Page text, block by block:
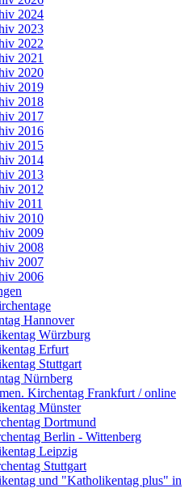
2024
2023
2022
2021
2020
2019
2018
2017
2016
2015
2014
2013
2012
2011
2010
2009
2008
2007
2006
Hannover
Würzburg
Erfurt
Stuttgart
Nürnberg
Kirchentag Frankfurt / online
Münster
Dortmund
Berlin - Wittenberg
Leipzig
Stuttgart
und "Katholikentag plus" in